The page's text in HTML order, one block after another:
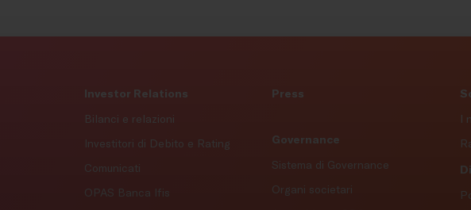
Investor Relations
Bilanci e relazioni
Investitori di Debito e Rating
Comunicati
OPAS Banca Ifis
Press
Governance
Sistema di Governance
Organi societari
I